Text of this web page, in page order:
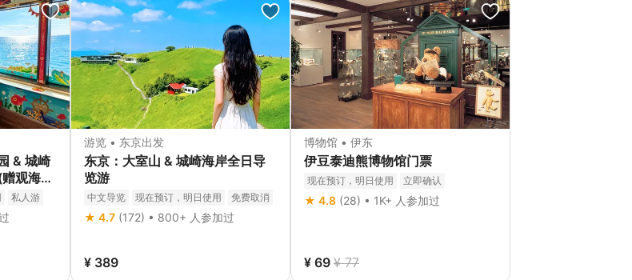
& 城崎
观海列
私人游
游览 • 东京出发
东京：大室山 & 城崎海岸全日导
览游
中文导览 现在预订，明日使用 免费取消
★ 4.7 (172) • 800+ 人参加过
¥ 389
博物馆 • 伊东
伊豆泰迪熊博物馆门票
现在预订，明日使用 立即确认
★ 4.8 (28) • 1K+ 人参加过
¥ 69 ¥ 77